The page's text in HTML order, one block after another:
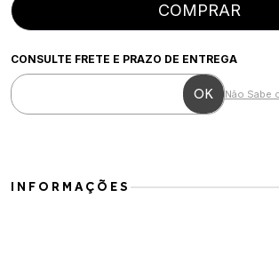
COMPRAR
CONSULTE FRETE E PRAZO DE ENTREGA
Não Sabe
INFORMAÇÕES